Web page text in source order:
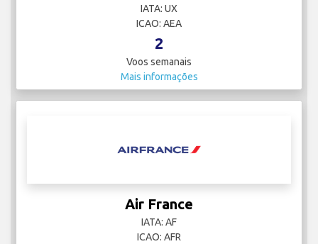
IATA: UX
ICAO: AEA
2
Voos semanais
Mais informações
Air France
IATA: AF
ICAO: AFR